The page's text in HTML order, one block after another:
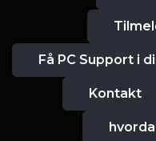
Få PC Support i
Kontakt